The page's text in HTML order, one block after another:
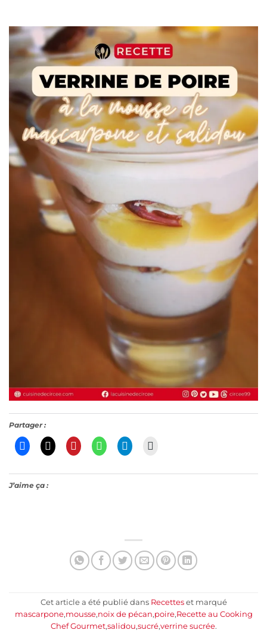
Partager :
J’aime ça :
Cet article a été publié dans Recetteset marqué
mascarpone,mousse,noix de pécan,poire,Recette au Cooking
Chef Gourmet,salidou,sucré,verrine sucrée.